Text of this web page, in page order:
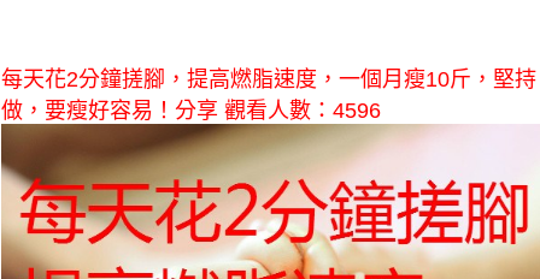
每天花2分鐘搓腳，提高燃脂速度，一個月瘦10斤，堅持
做，要瘦好容易！分享 觀看人數：4596